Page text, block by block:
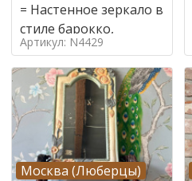
= Настенное зеркало в
стиле барокко,
Артикул: N4429
Москва (Люберцы)